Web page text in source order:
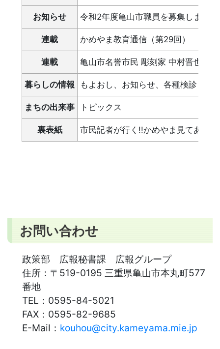
お知らせ 令和2年度亀山市職員を募集します
連載 かめやま教育通信（第29回）
連載 亀山市名誉市民 彫刻家 中村晋也 作
暮らしの情報 もよおし、お知らせ、各種検診・教
まちの出来事 トピックス
裏表紙 市民記者が行く!!かめやま見てある
お問い合わせ
政策部 広報秘書課 広報グループ
住所： 〒519-0195 三重県亀山市本丸町577
番地
TEL： 0595-84-5021
FAX： 0595-82-9685
E-Mail： kouhou@city.kameyama.mie.jp